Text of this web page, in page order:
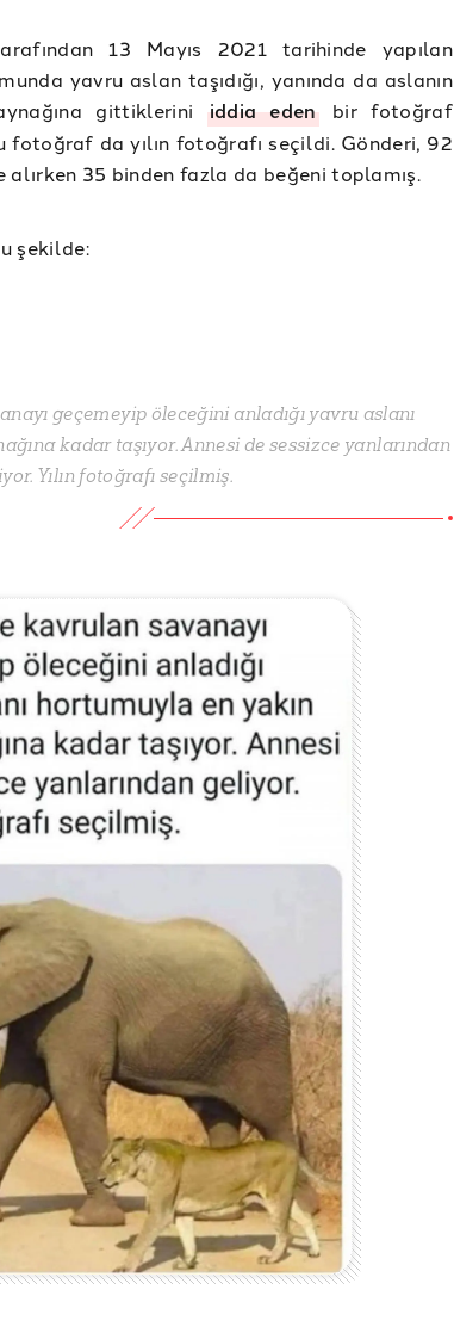
13 Mayıs 2021 tarihinde yapılan
yavru aslan taşıdığı, yanında da aslanın
gittiklerini iddia edenbir fotoğraf
fotoğraf da yılın fotoğrafı seçildi. Gönderi, 92
35 binden fazla da beğeni toplamış.
şekilde:
geçemeyip öleceğini anladığı yavru aslanı
kadar taşıyor. Annesi de sessizce yanlarından
Yılın fotoğrafı seçilmiş.